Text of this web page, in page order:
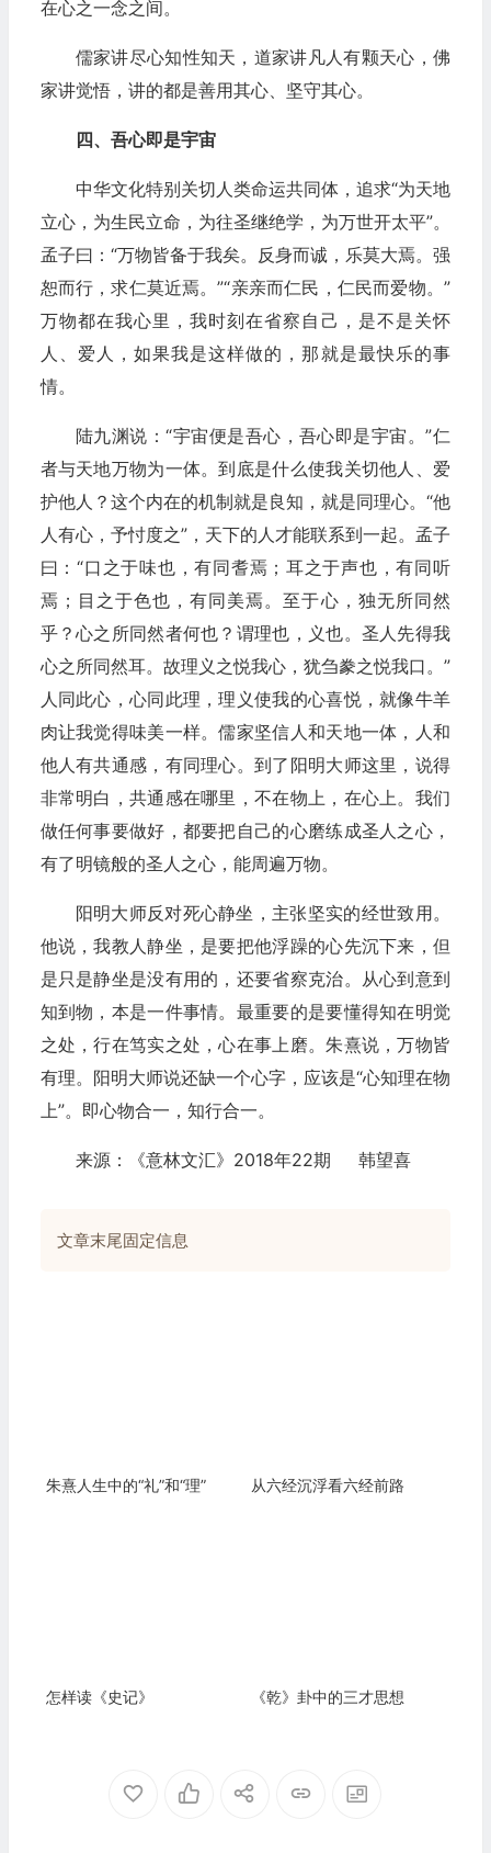
在心之一念之间。
儒家讲尽心知性知天，道家讲凡人有颗天心，佛
家讲觉悟，讲的都是善用其心、坚守其心。
四、吾心即是宇宙
中华文化特别关切人类命运共同体，追求“为天地
立心，为生民立命，为往圣继绝学，为万世开太平”。
孟子曰：“万物皆备于我矣。反身而诚，乐莫大焉。强
恕而行，求仁莫近焉。”“亲亲而仁民，仁民而爱物。”
万物都在我心里，我时刻在省察自己，是不是关怀
人、爱人，如果我是这样做的，那就是最快乐的事
情。
陆九渊说：“宇宙便是吾心，吾心即是宇宙。”仁
者与天地万物为一体。到底是什么使我关切他人、爱
护他人？这个内在的机制就是良知，就是同理心。“他
人有心，予忖度之”，天下的人才能联系到一起。孟子
曰：“口之于味也，有同耆焉；耳之于声也，有同听
焉；目之于色也，有同美焉。至于心，独无所同然
乎？心之所同然者何也？谓理也，义也。圣人先得我
心之所同然耳。故理义之悦我心，犹刍豢之悦我口。”
人同此心，心同此理，理义使我的心喜悦，就像牛羊
肉让我觉得味美一样。儒家坚信人和天地一体，人和
他人有共通感，有同理心。到了阳明大师这里，说得
非常明白，共通感在哪里，不在物上，在心上。我们
做任何事要做好，都要把自己的心磨练成圣人之心，
有了明镜般的圣人之心，能周遍万物。
阳明大师反对死心静坐，主张坚实的经世致用。
他说，我教人静坐，是要把他浮躁的心先沉下来，但
是只是静坐是没有用的，还要省察克治。从心到意到
知到物，本是一件事情。最重要的是要懂得知在明觉
之处，行在笃实之处，心在事上磨。朱熹说，万物皆
有理。阳明大师说还缺一个心字，应该是“心知理在物
上”。即心物合一，知行合一。
来源：《意林文汇》2018年22期 韩望喜
文章末尾固定信息
朱熹人生中的“礼”和“理” 从六经沉浮看六经前路
怎样读《史记》 《乾》卦中的三才思想